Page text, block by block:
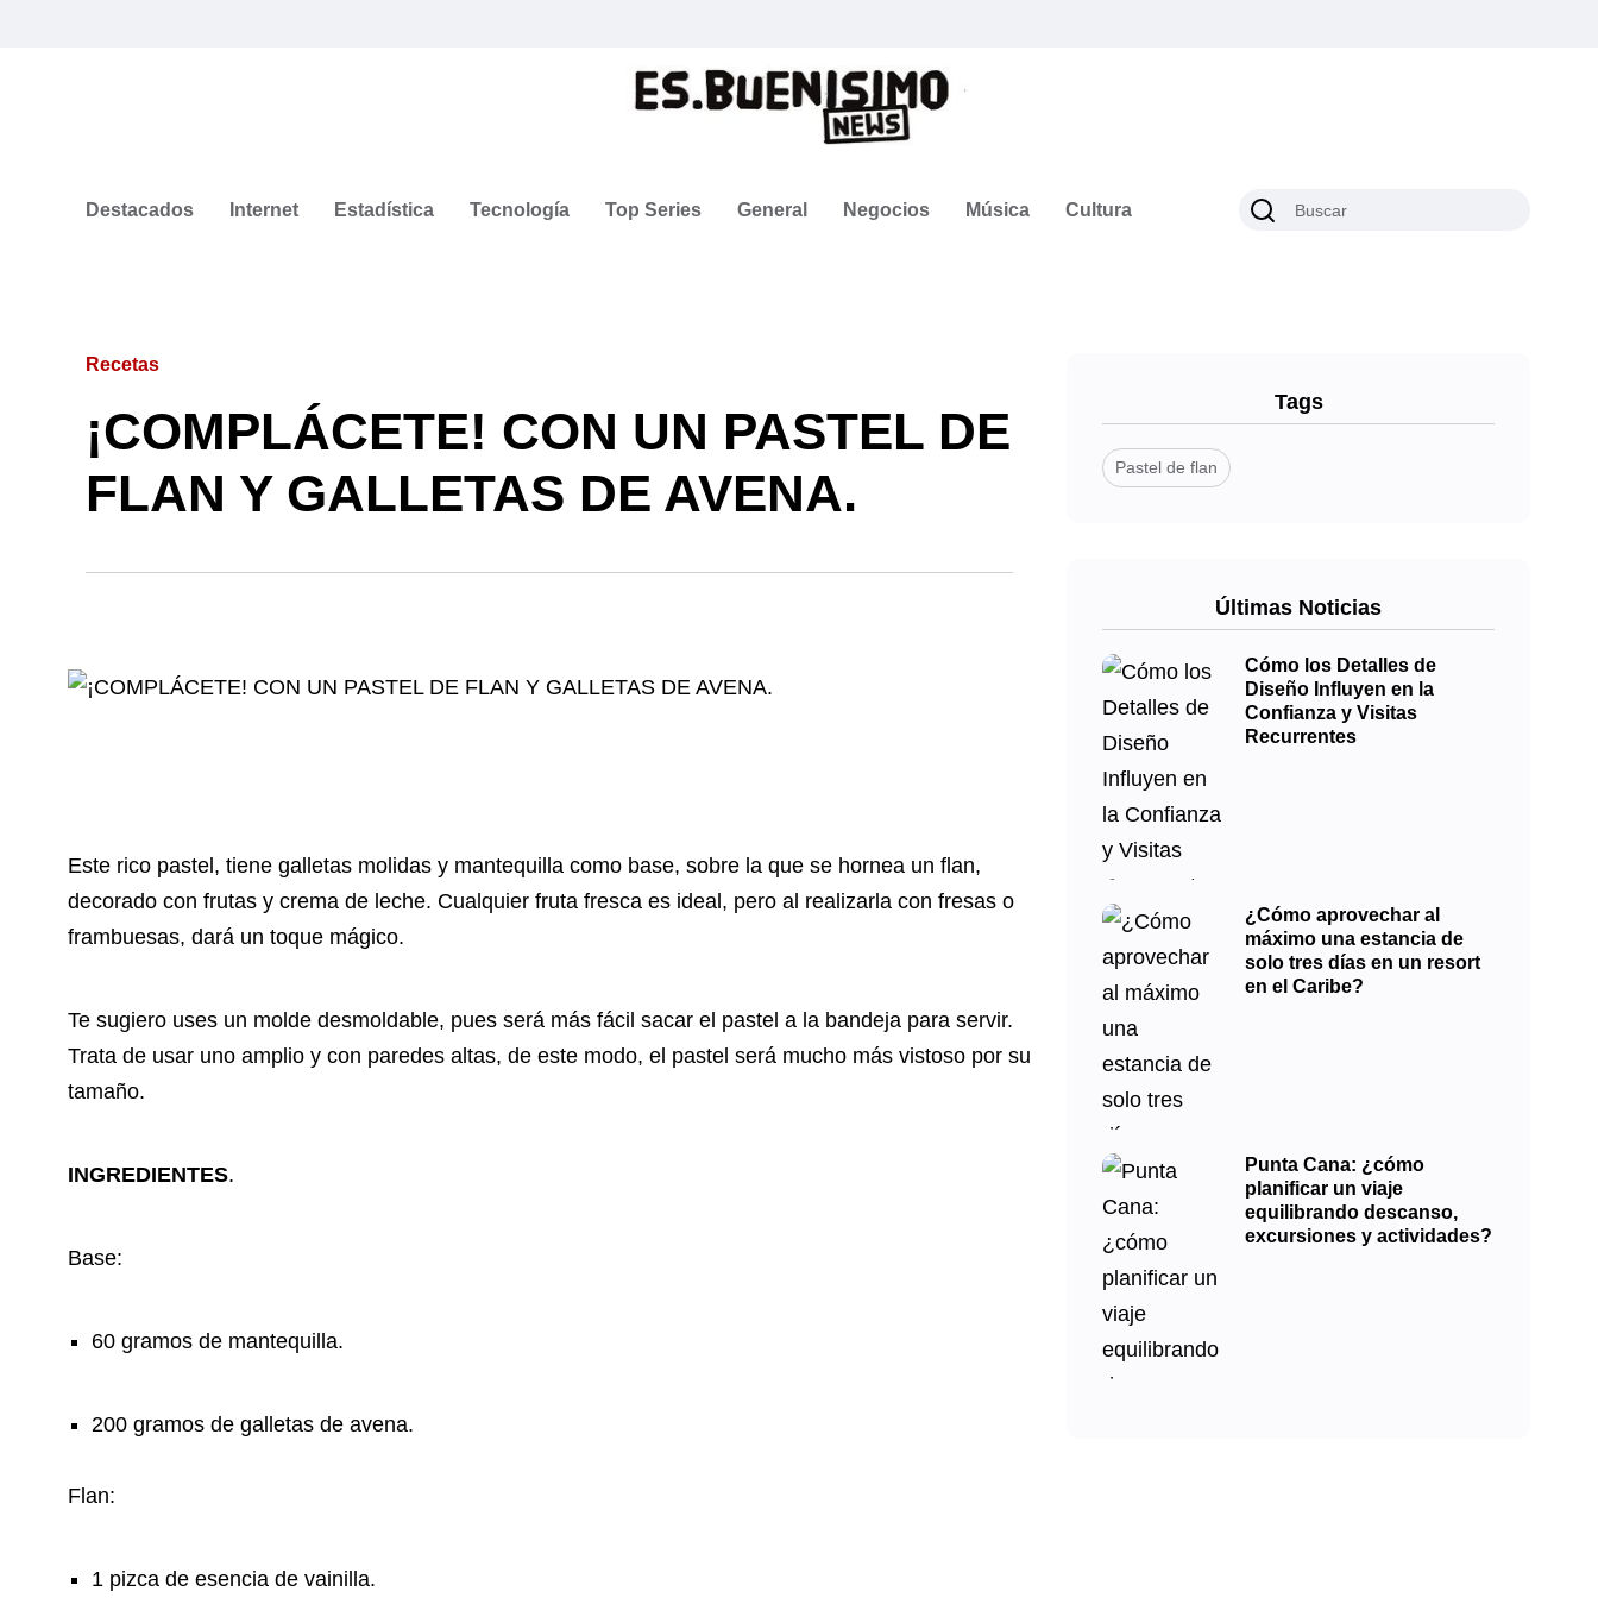
Destacados Internet Estadística Tecnología Top Series General Negocios Música Cultura
Recetas
¡COMPLÁCETE! CON UN PASTEL DE
FLAN Y GALLETAS DE AVENA.
Este rico pastel, tiene galletas molidas y mantequilla como base, sobre la que se hornea un flan,
decorado con frutas y crema de leche. Cualquier fruta fresca es ideal, pero al realizarla con fresas o
frambuesas, dará un toque mágico.
Te sugiero uses un molde desmoldable, pues será más fácil sacar el pastel a la bandeja para servir.
Trata de usar uno amplio y con paredes altas, de este modo, el pastel será mucho más vistoso por su
tamaño.
INGREDIENTES.
Base:
60 gramos de mantequilla.
200 gramos de galletas de avena.
Flan:
1 pizca de esencia de vainilla.
Tags
Pastel de flan
Últimas Noticias
Cómo los Detalles de
Diseño Influyen en la
Confianza y Visitas
Recurrentes
¿Cómo aprovechar al
máximo una estancia de
solo tres días en un resort
en el Caribe?
Punta Cana: ¿cómo
planificar un viaje
equilibrando descanso,
excursiones y actividades?